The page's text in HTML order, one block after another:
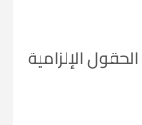
الحقول الإلزامية